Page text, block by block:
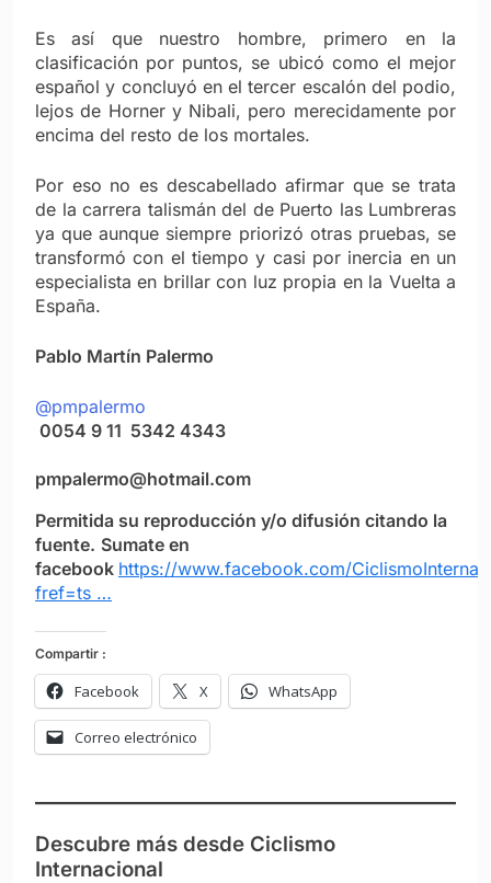
Es así que nuestro hombre, primero en la
clasificación por puntos, se ubicó como el mejor
español y concluyó en el tercer escalón del podio,
lejos de Horner y Nibali, pero merecidamente por
encima del resto de los mortales.
Por eso no es descabellado afirmar que se trata
de la carrera talismán del de Puerto las Lumbreras
ya que aunque siempre priorizó otras pruebas, se
transformó con el tiempo y casi por inercia en un
especialista en brillar con luz propia en la Vuelta a
España.
Pablo Martín Palermo
@pmpalermo
0054 9 11 5342 4343
pmpalermo@hotmail.com
Permitida su reproducción y/o difusión citando la
fuente. Sumate en
facebook https://www.facebook.com/
fref=ts …
Compartir :
Facebook X WhatsApp
Correo electrónico
Descubre más desde Ciclismo
Internacional